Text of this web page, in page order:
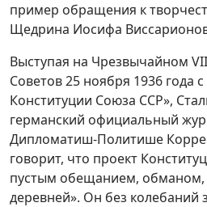
пример обращения к
Щедрина Иосифа
Выступая на Чрезвычайном
Советов 25 ноября 1936 года
Конституции Союза ССР»,
германский официальный
Дипломатиш-Политише
говорит, что проект
пустым обещанием, обманом,
деревней». Он без колебаний